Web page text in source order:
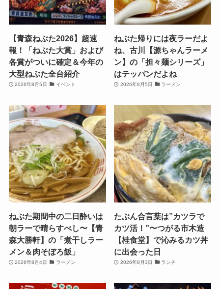
【青森ねぶた2026】超速
報！「ねぶた大賞」および
各賞がついに確定＆今年の
大型ねぶた全台紹介
2026年8月5日 イベント
ねぶた帰りには夜ラーだよ
ね、古川【源ちゃんラーメ
ン】の「担々麺シリーズ」
はテッパンだよね
2026年8月5日 ラーメン
ねぶた期間中の二日酔いは
朝ラーで晴らすべし〜【青
森大勝軒】の「煮干しラー
メン＆肉そぼろ飯」
2026年8月4日 ラーメン
たぶん合言葉は”カツラで
カツ活！”〜つがる市木造
【桂食堂】で沁みるカツ丼
に出会った日
2026年8月3日 ランチ